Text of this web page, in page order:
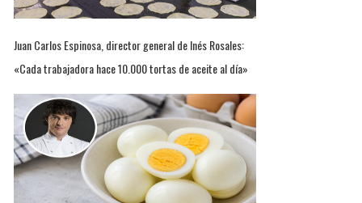
Juan Carlos Espinosa, director general de Inés Rosales:
«Cada trabajadora hace 10.000 tortas de aceite al día»